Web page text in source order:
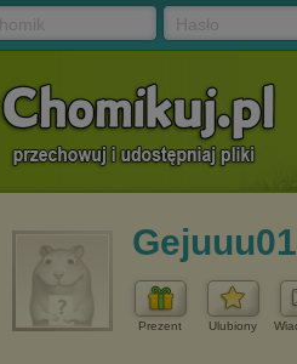
Gejuuu01
Prezent Ulubiony